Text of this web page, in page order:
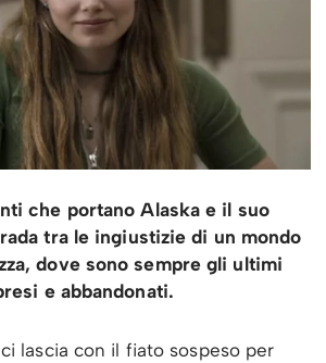
che portano Alaska e il suo
tra le ingiustizie di un mondo
dove sono sempre gli ultimi
e abbandonati.
lascia con il fiato sospeso per